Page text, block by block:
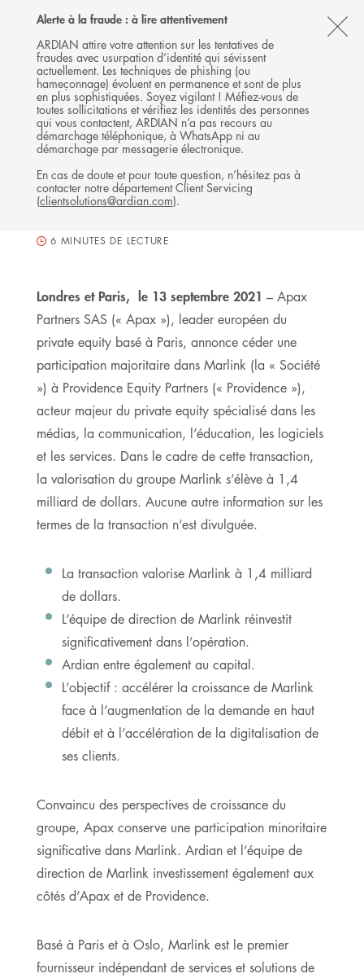
Alerte à la fraude : à lire attentivement
ARDIAN attire votre attention sur les tentatives de
fraudes avec usurpation d’identité qui sévissent
actuellement. Les techniques de phishing (ou
hameçonnage) évoluent en permanence et sont de plus
en plus sophistiquées. Soyez vigilant ! Méfiez-vous de
toutes sollicitations et vérifiez les identités des personnes
qui vous contactent, ARDIAN n’a pas recours au
démarchage téléphonique, à WhatsApp ni au
démarchage par messagerie électronique.
En cas de doute et pour toute question, n’hésitez pas à
contacter notre département Client Servicing
(clientsolutions@ardian.com).
Follow
Ardian
on
X
Follow
Ardian
on
LinkedIn
Follow
Ardian
on
YouTube
Ardian
on
Jobs
on
LinkedIn
MENU
Back
COMMUNIQUÉ DE PRESSE
Apax Partners cède une
participation majoritaire dans
Marlink à Providence Equity
Partners
13 SEPTEMBRE 2021
CO-INVESTISSEMENT
ROYAUME UNI, LONDRES
6 MINUTES DE LECTURE
Londres et Paris, le 13 septembre 2021 – Apax
Partners SAS (« Apax »), leader européen du
private equity basé à Paris, annonce céder une
participation majoritaire dans Marlink (la « Société
») à Providence Equity Partners (« Providence »),
acteur majeur du private equity spécialisé dans les
médias, la communication, l’éducation, les logiciels
et les services. Dans le cadre de cette transaction,
la valorisation du groupe Marlink s’élève à 1,4
milliard de dollars. Aucune autre information sur les
termes de la transaction n’est divulguée.
La transaction valorise Marlink à 1,4 milliard
de dollars.
L’équipe de direction de Marlink réinvestit
significativement dans l’opération.
Ardian entre également au capital.
L’objectif : accélérer la croissance de Marlink
face à l’augmentation de la demande en haut
débit et à l’accélération de la digitalisation de
ses clients.
Convaincu des perspectives de croissance du
groupe, Apax conserve une participation minoritaire
significative dans Marlink. Ardian et l’équipe de
direction de Marlink investissement également aux
côtés d’Apax et de Providence.
Basé à Paris et à Oslo, Marlink est le premier
fournisseur indépendant de services et solutions de